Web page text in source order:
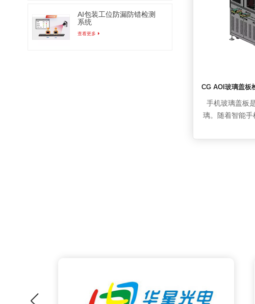
型，建立判据
CG AOI玻璃盖板
手机玻璃盖板
璃。随着智能
屏的最表层作
表面缺陷检测
可以检测白片
AI包装工位防漏防错检测
系统
查看更多